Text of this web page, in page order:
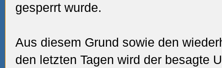
gesperrt wurde.
Aus diesem Grund sowie den
den letzten Tagen wird der besagte